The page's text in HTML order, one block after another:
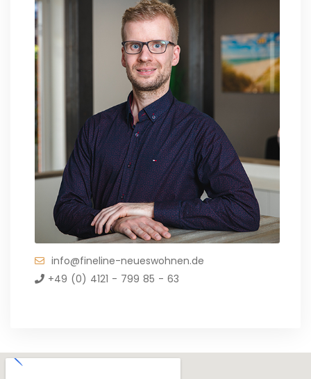
info@fineline-neueswohnen.de
+49 (0) 4121 - 799 85 - 63